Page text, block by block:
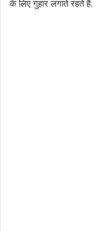
के लिए गुहार लगाते रहते हैं.